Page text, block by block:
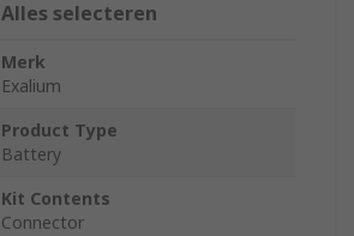
Alles selecteren
Merk
Exalium
Product Type
Battery
Kit Contents
Connector